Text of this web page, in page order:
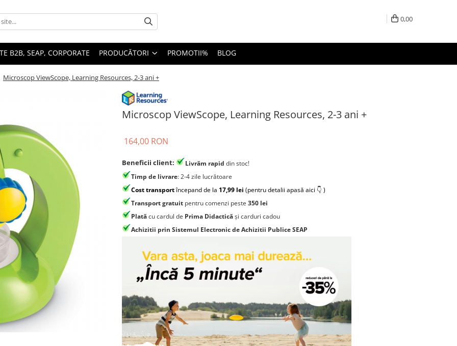
0,00
B2B, SEAP, CORPORATE PRODUCĂTORI PROMOTII% BLOG
Microscop ViewScope, Learning Resources, 2-3 ani +
Microscop ViewScope, Learning Resources, 2-3 ani +
164,00 RON
Beneficii client: Livrăm rapid din stoc!
Timp de livrare: 2-4 zile lucrătoare
Cost transportîncepand de la 17,99 lei (pentru detalii apasă aici 👇 )
Transport gratuit pentru comenzi peste 350 lei
Platăcu cardul de Prima Didacticăși carduri cadou
Achizitii prin Sistemul Electronic de Achizitii Publice SEAP